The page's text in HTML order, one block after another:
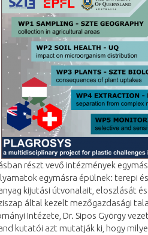
részt vevő intézmények
egymásra épülnek: terepi
kijutási útvonalait, eloszlását
által kezelt mezőgazdasági
Intézete, Dr. Sipos György
kutatói azt mutatják ki, hogy